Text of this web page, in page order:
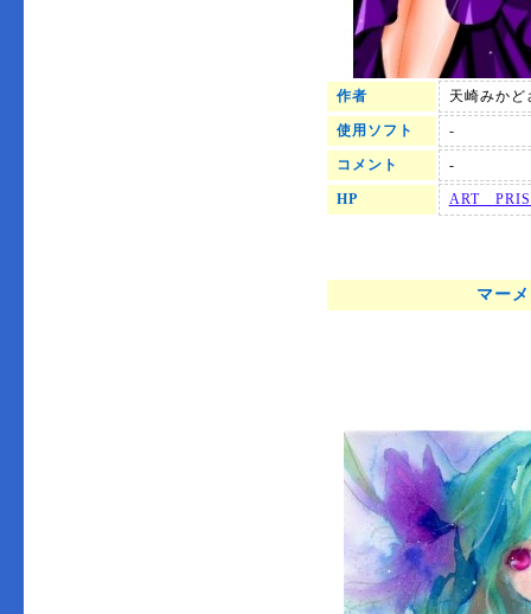
作者 天崎みかど
使用ソフト -
コメント -
HP ART
マー